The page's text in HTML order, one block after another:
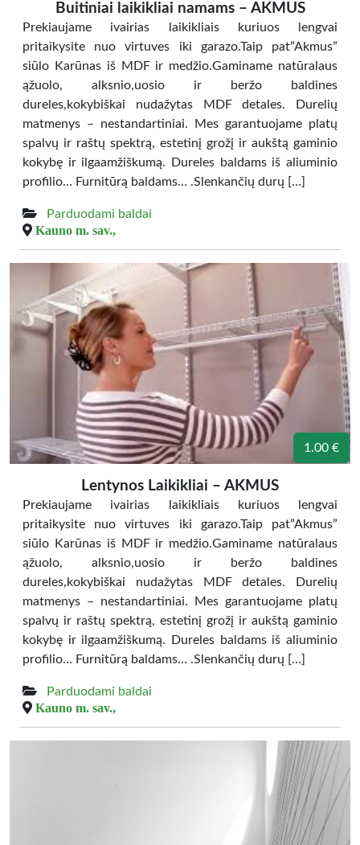
Buitiniai laikikliai namams – AKMUS
Prekiaujame ivairias laikikliais kuriuos lengvai
pritaikysite nuo virtuves iki garazo.Taip pat”Akmus”
siūlo Karūnas iš MDF ir medžio.Gaminame natūralaus
ąžuolo, alksnio,uosio ir beržo baldines
dureles,kokybiškai nudažytas MDF detales. Durelių
matmenys – nestandartiniai. Mes garantuojame platų
spalvų ir raštų spektrą, estetinį grožį ir aukštą gaminio
kokybę ir ilgaamžiškumą. Dureles baldams iš aliuminio
profilio… Furnitūrą baldams… .Slenkančių durų […]
Parduodami baldai
Kauno m. sav.,
1.00 €
Lentynos Laikikliai – AKMUS
Prekiaujame ivairias laikikliais kuriuos lengvai
pritaikysite nuo virtuves iki garazo.Taip pat”Akmus”
siūlo Karūnas iš MDF ir medžio.Gaminame natūralaus
ąžuolo, alksnio,uosio ir beržo baldines
dureles,kokybiškai nudažytas MDF detales. Durelių
matmenys – nestandartiniai. Mes garantuojame platų
spalvų ir raštų spektrą, estetinį grožį ir aukštą gaminio
kokybę ir ilgaamžiškumą. Dureles baldams iš aliuminio
profilio… Furnitūrą baldams… .Slenkančių durų […]
Parduodami baldai
Kauno m. sav.,